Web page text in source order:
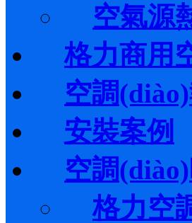
空氣源
格力商用
空調
安裝案例
空調
格力空